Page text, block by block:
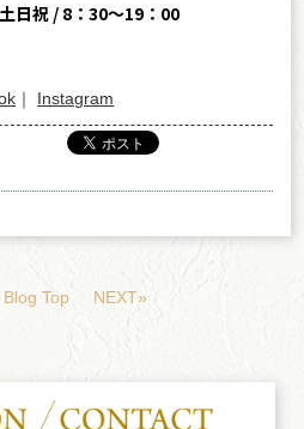
日祝 / 8：30～19：00
｜ Instagram
Blog Top NEXT»